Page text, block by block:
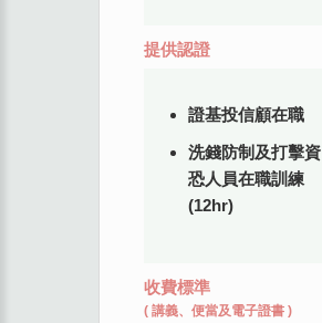
提供認證
證基投信顧在職
洗錢防制及打擊資
恐人員在職訓練
(12hr)
收費標準
( 講義、便當及電子證書 )